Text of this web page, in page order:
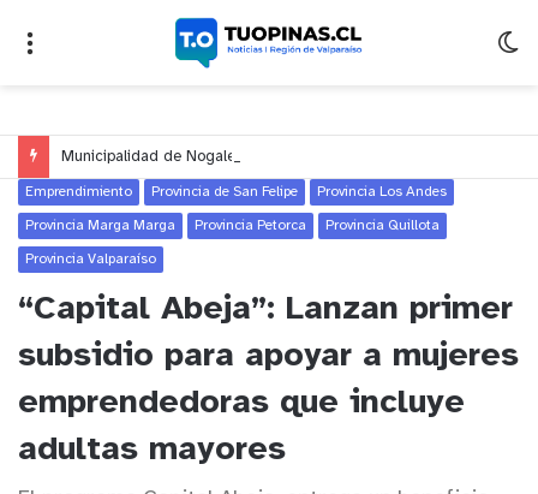
Emprendimiento Provincia de San Felipe Provincia Los Andes
Provincia Marga Marga Provincia Petorca Provincia Quillota
Provincia Valparaíso
“Capital Abeja”: Lanzan primer
subsidio para apoyar a mujeres
emprendedoras que incluye
adultas mayores